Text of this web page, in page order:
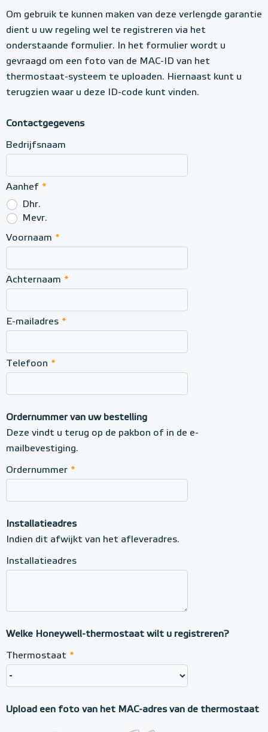
e
k
s
g
a
r
n
t
i
e
H
o
n
e
y
w
l
Om gebruik te kunnen maken van deze verlengde garantie
dient u uw regeling wel te registreren via het
onderstaande formulier. In het formulier wordt u
gevraagd om een foto van de MAC-ID van het
thermostaat-systeem te uploaden. Hiernaast kunt u
terugzien waar u deze ID-code kunt vinden.
Contactgegevens
Bedrijfsnaam
Aanhef *
Dhr.
Mevr.
Voornaam *
Achternaam *
E-mailadres *
Telefoon *
Ordernummer van uw bestelling
Deze vindt u terug op de pakbon of in de e-
mailbevestiging.
Ordernummer *
Installatieadres
Indien dit afwijkt van het afleveradres.
Installatieadres
Welke Honeywell-thermostaat wilt u registreren?
Thermostaat *
Upload een foto van het MAC-adres van de thermostaat